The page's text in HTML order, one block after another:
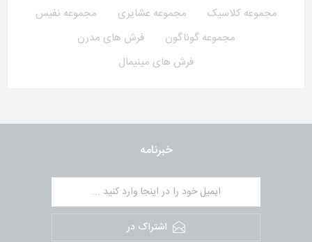
مجموعه کلاسیک مجموعه عشایری
مجموعه نفیس
مجموعه گوناگون
فرش های مدرن
فرش های مینیمال
خبرنامه
اشتراک در